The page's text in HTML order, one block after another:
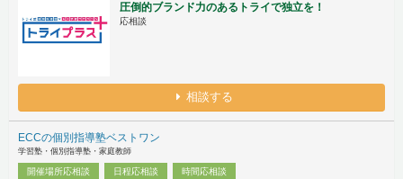
圧倒的ブランド力のあるトライで独立を！
応相談
相談する
ECCの個別指導塾ベストワン
学習塾・個別指導塾・家庭教師
開催場所応相談 日程応相談 時間応相談